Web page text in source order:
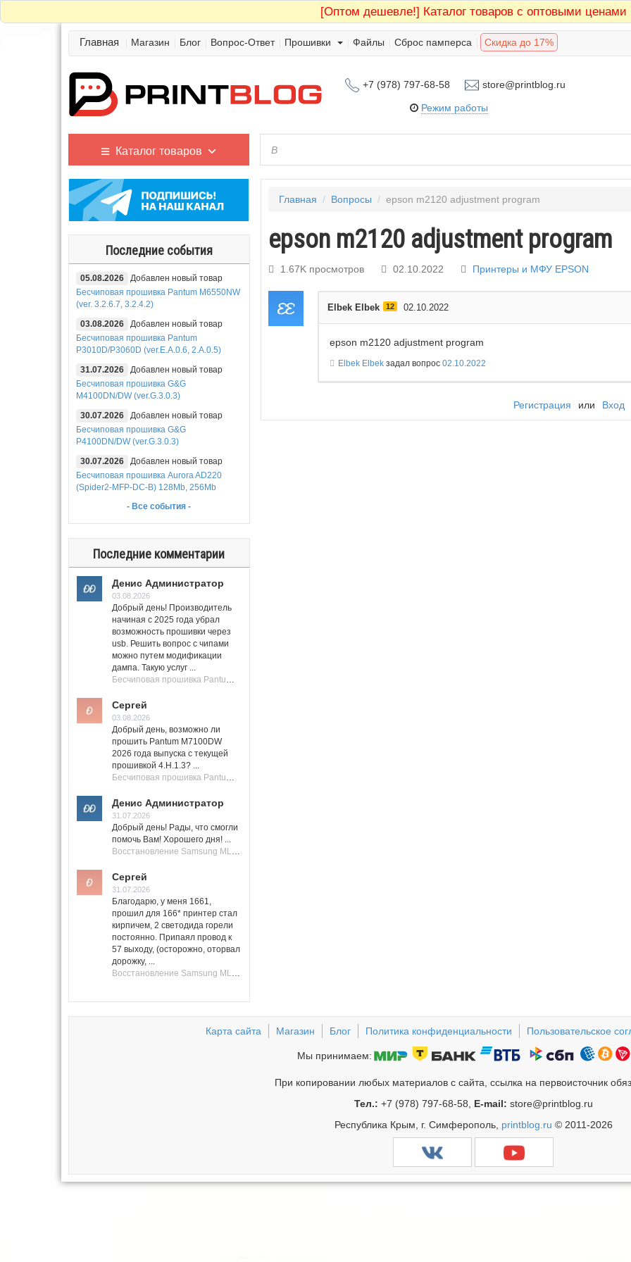
[Оптом дешевле!] Каталог товаров с оптовыми ценами
Главная Магазин Блог Вопрос-Ответ Прошивки Файлы Сброс памперса Скидка до 17%
+7 (978) 797-68-58 store@printblog.ru
Режим работы
Каталог товаров
Последние события
05.08.2026
Добавлен новый товар
Бесчиповая прошивка Pantum M6550NW
(ver. 3.2.6.7, 3.2.4.2)
03.08.2026
Добавлен новый товар
Бесчиповая прошивка Pantum
P3010D/P3060D (ver.E.A.0.6, 2.A.0.5)
31.07.2026
Добавлен новый товар
Бесчиповая прошивка G&G
M4100DN/DW (ver.G.3.0.3)
30.07.2026
Добавлен новый товар
Бесчиповая прошивка G&G
P4100DN/DW (ver.G.3.0.3)
30.07.2026
Добавлен новый товар
Бесчиповая прошивка Aurora AD220
(Spider2-MFP-DC-B) 128Mb, 256Mb
- Все события -
Последние комментарии
Денис Администратор
03.08.2026
Добрый день! Производитель
начиная с 2025 года убрал
возможность прошивки через
usb. Решить вопрос с чипами
можно путем модификации
дампа. Такую услуг ...
Бесчиповая прошивка Pantum M7100 Series (M7100, M7108, M7102, M7103, M7105)
Сергей
03.08.2026
Добрый день, возможно ли
прошить Pantum M7100DW
2026 года выпуска с текущей
прошивкой 4.H.1.3? ...
Бесчиповая прошивка Pantum M7100 Series (M7100, M7108, M7102, M7103, M7105)
Денис Администратор
31.07.2026
Добрый день! Рады, что смогли
помочь Вам! Хорошего дня! ...
Восстановление Samsung ML-1661, ML-1666 после не удачной прошивки.
Сергей
31.07.2026
Благодарю, у меня 1661,
прошил для 166* принтер стал
кирпичем, 2 светодида горели
постоянно. Припаял провод к
57 выходу, (осторожно, оторвал
дорожку, ...
Восстановление Samsung ML-1661, ML-1666 после не удачной прошивки.
Главная / Вопросы / epson m2120 adjustment program
epson m2120 adjustment program
1.67K просмотров 02.10.2022 Принтеры и МФУ EPSON
Elbek Elbek 12 02.10.2022
epson m2120 adjustment program
Elbek Elbekзадал вопрос 02.10.2022
Регистрация или Вход
Карта сайта Магазин Блог Политика конфиденциальности Пользовательское
Мы принимаем:
При копировании любых материалов с сайта, ссылка на первоисточник
Тел.: +7 (978) 797-68-58, E-mail: store@printblog.ru
Республика Крым, г. Симферополь, printblog.ru © 2011-2026